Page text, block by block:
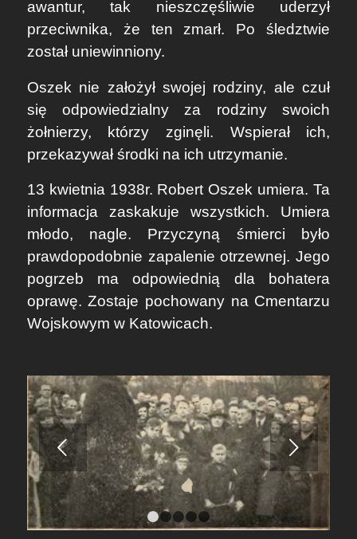
awantur, tak nieszczęśliwie uderzył
przeciwnika, że ten zmarł. Po śledztwie
został uniewinniony.
Oszek nie założył swojej rodziny, ale czuł
się odpowiedzialny za rodziny swoich
żołnierzy, którzy zginęli. Wspierał ich,
przekazywał środki na ich utrzymanie.
13 kwietnia 1938r. Robert Oszek umiera. Ta
informacja zaskakuje wszystkich. Umiera
młodo, nagle. Przyczyną śmierci było
prawdopodobnie zapalenie otrzewnej. Jego
pogrzeb ma odpowiednią dla bohatera
oprawę. Zostaje pochowany na Cmentarzu
Wojskowym w Katowicach.
Next
1 2 3 4 5